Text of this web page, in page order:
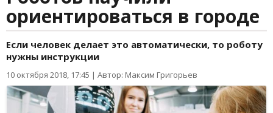
ориентироваться в городе
Если человек делает это автоматически, то роботу
нужны инструкции
10 октября 2018, 17:45 | Автор: Максим Григорьев